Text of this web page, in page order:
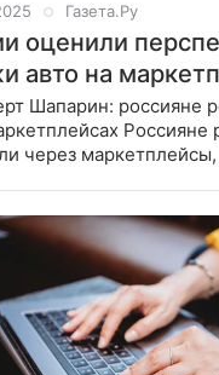
Газета.Ру
оценили
авто на
Шапарин: россияне
Россияне
через